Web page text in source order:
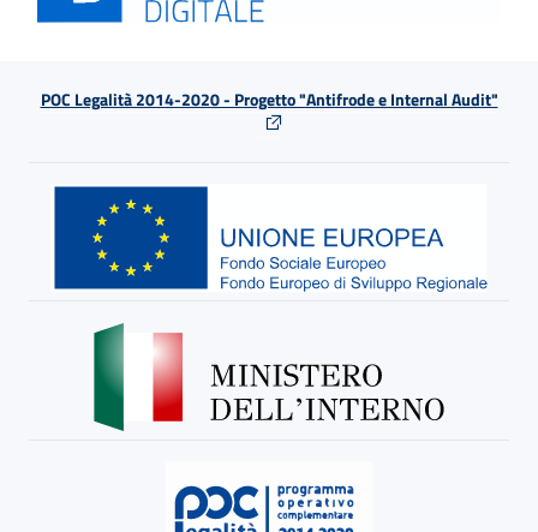
POC Legalità 2014-2020 - Progetto "Antifrode e Internal Audit"